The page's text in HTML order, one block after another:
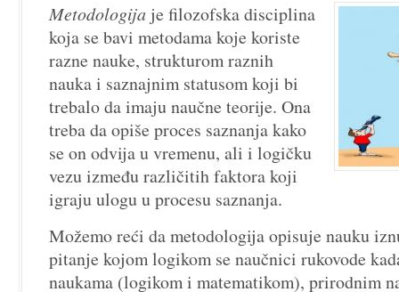
Metodologija je filozofska disciplina
koja se bavi metodama koje koriste
razne nauke, strukturom raznih
nauka i saznajnim statusom koji bi
trebalo da imaju naučne teorije. Ona
treba da opiše proces saznanja kako
se on odvija u vremenu, ali i logičku
vezu između različitih faktora koji
igraju ulogu u procesu saznanja.
Možemo reći da metodologija opisuje nauku
pitanje kojom logikom se naučnici rukovode
naukama (logikom i matematikom), prirodnim